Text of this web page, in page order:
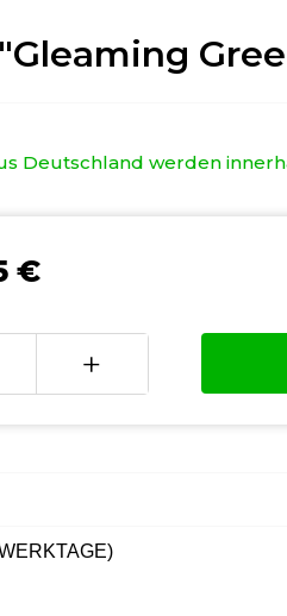
Deutschland werden
€
+